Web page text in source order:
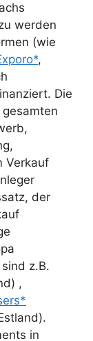
werden
(wie
,
Die
Verkauf
der
z.B.
,
in